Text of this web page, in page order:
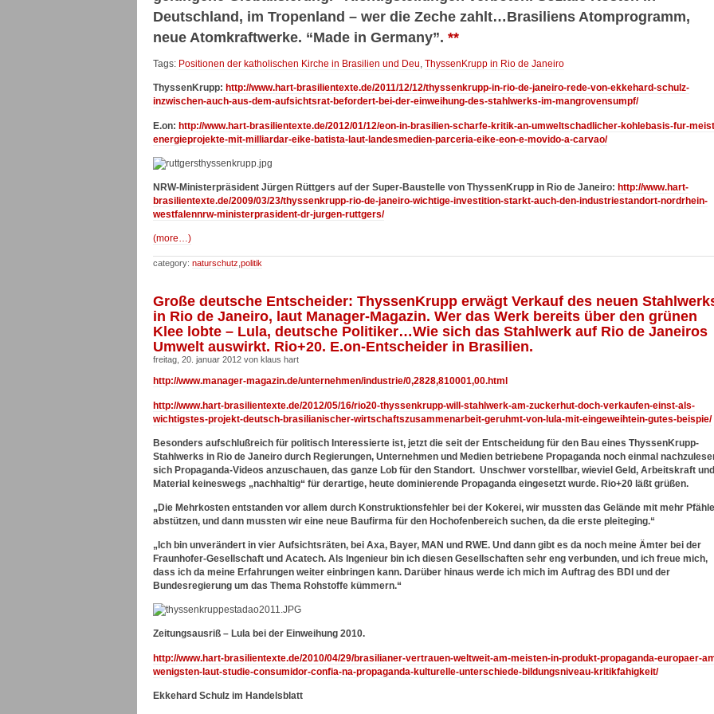
Deutschland, im Tropenland – wer die Zeche zahlt…Brasiliens Atomprogramm,
neue Atomkraftwerke. “Made in Germany”. **
Tags: Positionen der katholischen Kirche in Brasilien und Deu, ThyssenKrupp in Rio de Janeiro
ThyssenKrupp: http://www.hart-brasilientexte.de/2011/12/12/thyssenkrupp-in-rio-de-janeiro-rede-von-ekkehard-schulz-
inzwischen-auch-aus-dem-aufsichtsrat-befordert-bei-der-einweihung-des-stahlwerks-im-mangrovensumpf/
E.on: http://www.hart-brasilientexte.de/2012/01/12/eon-in-brasilien-scharfe-kritik-an-umweltschadlicher-kohlebasis-fur-
energieprojekte-mit-milliardar-eike-batista-laut-landesmedien-parceria-eike-eon-e-movido-a-carvao/
NRW-Ministerpräsident Jürgen Rüttgers auf der Super-Baustelle von ThyssenKrupp in Rio de Janeiro: http://www.hart-
brasilientexte.de/2009/03/23/thyssenkrupp-rio-de-janeiro-wichtige-investition-starkt-auch-den-industriestandort-nordrhein-
westfalennrw-ministerprasident-dr-jurgen-ruttgers/
(more…)
category: naturschutz politik
Große deutsche Entscheider: ThyssenKrupp erwägt Verkauf des neuen
in Rio de Janeiro, laut Manager-Magazin. Wer das Werk bereits über den grünen
Klee lobte – Lula, deutsche Politiker…Wie sich das Stahlwerk auf Rio de Janeiros
Umwelt auswirkt. Rio+20. E.on-Entscheider in Brasilien.
freitag, 20. januar 2012 von klaus hart
http://www.manager-magazin.de/unternehmen/industrie/0,2828,810001,00.html
http://www.hart-brasilientexte.de/2012/05/16/rio20-thyssenkrupp-will-stahlwerk-am-zuckerhut-doch-verkaufen-einst-als-
wichtigstes-projekt-deutsch-brasilianischer-wirtschaftszusammenarbeit-geruhmt-von-lula-mit-eingeweihtein-gutes-beispie/
Besonders aufschlußreich für politisch Interessierte ist, jetzt die seit der Entscheidung für den Bau eines ThyssenKrupp-
Stahlwerks in Rio de Janeiro durch Regierungen, Unternehmen und Medien betriebene Propaganda noch einmal
sich Propaganda-Videos anzuschauen, das ganze Lob für den Standort. Unschwer vorstellbar, wieviel Geld, Arbeitskraft und
Material keineswegs „nachhaltig“ für derartige, heute dominierende Propaganda eingesetzt wurde. Rio+20 läßt grüßen.
„Die Mehrkosten entstanden vor allem durch Konstruktionsfehler bei der Kokerei, wir mussten das Gelände mit mehr
abstützen, und dann mussten wir eine neue Baufirma für den Hochofenbereich suchen, da die erste pleiteging.“
„Ich bin unverändert in vier Aufsichtsräten, bei Axa, Bayer, MAN und RWE. Und dann gibt es da noch meine Ämter bei der
Fraunhofer-Gesellschaft und Acatech. Als Ingenieur bin ich diesen Gesellschaften sehr eng verbunden, und ich freue mich,
dass ich da meine Erfahrungen weiter einbringen kann. Darüber hinaus werde ich mich im Auftrag des BDI und der
Bundesregierung um das Thema Rohstoffe kümmern.“
Zeitungsausriß – Lula bei der Einweihung 2010.
http://www.hart-brasilientexte.de/2010/04/29/brasilianer-vertrauen-weltweit-am-meisten-in-produkt-propaganda-europaer-
wenigsten-laut-studie-consumidor-confia-na-propaganda-kulturelle-unterschiede-bildungsniveau-kritikfahigkeit/
Ekkehard Schulz im Handelsblatt